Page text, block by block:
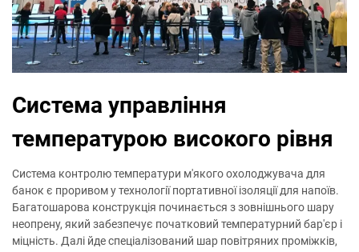
Система управління
температурою високого рівня
Система контролю температури м'якого охолоджувача для
банок є проривом у технології портативної ізоляції для напоїв.
Багатошарова конструкція починається з зовнішнього шару
неопрену, який забезпечує початковий температурний бар'єр і
міцність. Далі йде спеціалізований шар повітряних проміжків,